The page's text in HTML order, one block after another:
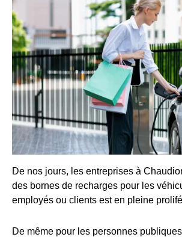
De nos jours, les entreprises à
des bornes de recharges pour les
employés ou clients est en pleine
De même pour les personnes